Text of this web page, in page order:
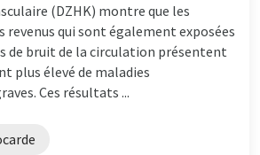
(DZHK) montre que les
revenus qui sont également exposées
de bruit de la circulation présentent
plus élevé de maladies
Ces résultats ...